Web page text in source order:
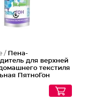
/ Пена-
для верхней
текстиля
ПятноГон